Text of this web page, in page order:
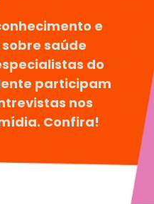
e
saúde
do
participam
nos
Confira!